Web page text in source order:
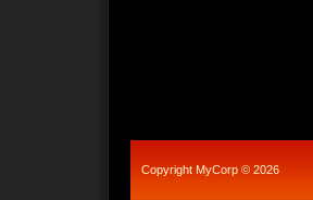
Copyright MyCorp © 2026